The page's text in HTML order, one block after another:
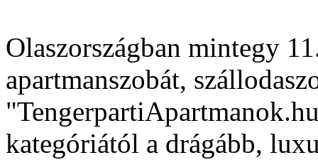
Olaszországban mintegy
apartmanszobát,
kategóriától a drágább,